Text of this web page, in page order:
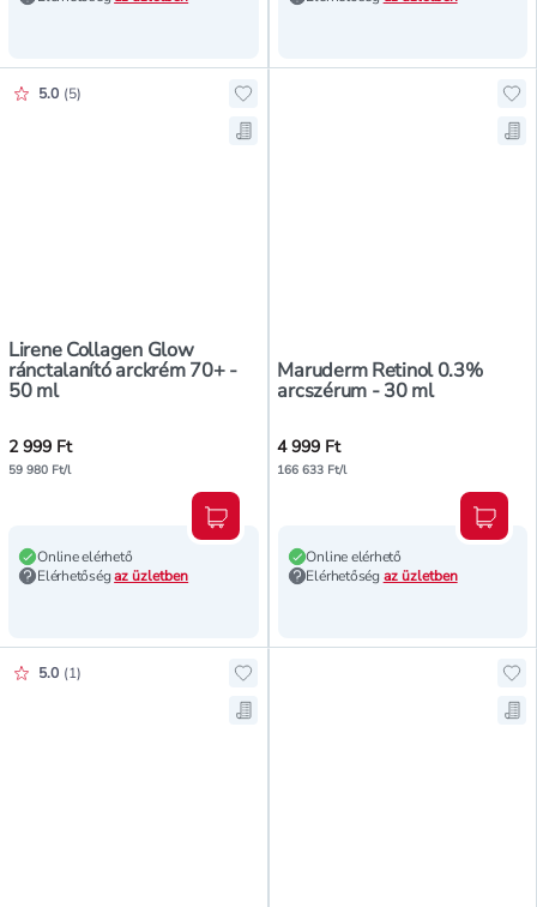
Lirene Collagen Glow
ránctalanító arckrém 70+ -
50 ml
Értékelés pontszáma:
5.0 (5)
Hozzáadás a kedvencekhez,
Mentés a bevásárló listára,
2 999 Ft
59 980 Ft/l
Online elérhető
Elérhetőségaz üzletben
Kosárba teszem
Maruderm Retinol 0.3%
arcszérum - 30 ml
4 999 Ft
166 633 Ft/l
Online elérhető
Elérhetőség az üzletben
Értékelés pontszáma:
5.0 (1)
Hozzáadás a kedvencekhez,
Mentés a bevásárló listára,